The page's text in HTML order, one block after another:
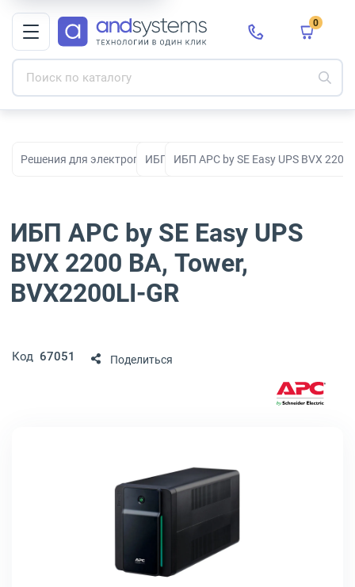
0
Решения для электропитания
ИБП ИБП APC by SE Easy UPS BVX
ИБП APC by SE Easy UPS
BVX 2200 ВА, Tower,
BVX2200LI-GR
Код 67051 Поделиться